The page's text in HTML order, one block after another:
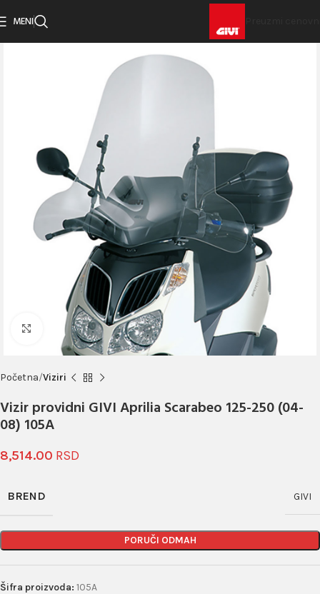
MENI
Click to enlarge
Početna Viziri
Vizir providni GIVI Aprilia Scarabeo 125-250 (04-
08) 105A
8,514.00
BREND GIVI
PORUČI ODMAH
Šifra proizvoda: 105A